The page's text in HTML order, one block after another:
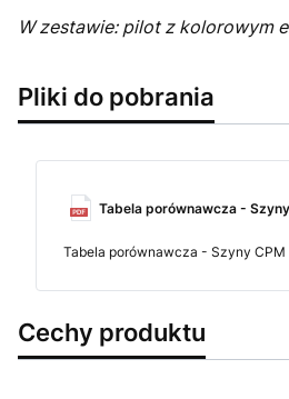
W zestawie: pilot z kolorowym
Pliki do pobrania
Tabela porównawcza -
Tabela porównawcza - Szyny CPM
Cechy produktu